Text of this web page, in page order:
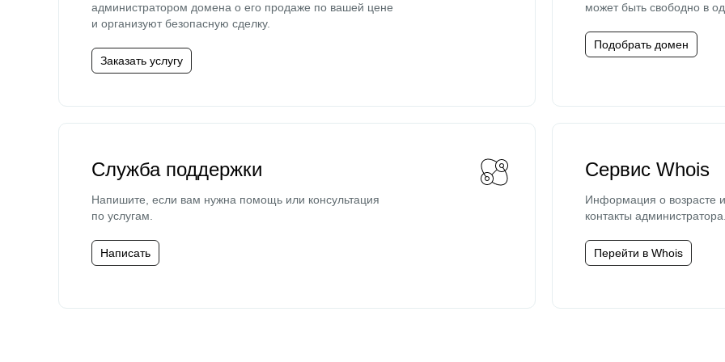
администратором домена о его продаже по вашей цене
и организуют безопасную сделку.
Заказать услугу
может быть свободно в
Подобрать домен
Служба поддержки
Напишите, если вам нужна помощь или консультация
по услугам.
Написать
Сервис Whois
Информация о возрасте
контакты
Перейти в Whois